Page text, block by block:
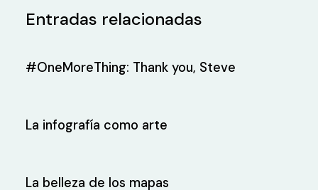
Entradas relacionadas
#OneMoreThing: Thank you, Steve
La infografía como arte
La belleza de los mapas